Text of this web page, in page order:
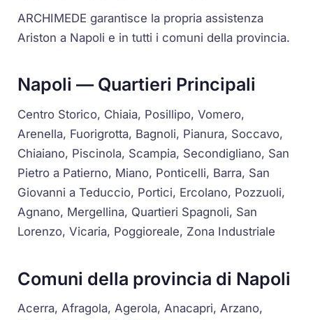
ARCHIMEDE garantisce la propria assistenza
Ariston a Napoli e in tutti i comuni della provincia.
Napoli — Quartieri Principali
Centro Storico, Chiaia, Posillipo, Vomero,
Arenella, Fuorigrotta, Bagnoli, Pianura, Soccavo,
Chiaiano, Piscinola, Scampia, Secondigliano, San
Pietro a Patierno, Miano, Ponticelli, Barra, San
Giovanni a Teduccio, Portici, Ercolano, Pozzuoli,
Agnano, Mergellina, Quartieri Spagnoli, San
Lorenzo, Vicaria, Poggioreale, Zona Industriale
Comuni della provincia di Napoli
Acerra, Afragola, Agerola, Anacapri, Arzano,